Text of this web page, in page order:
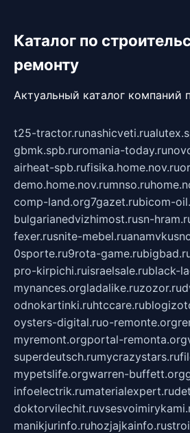
Каталог по
ремонту
Актуальный каталог компаний
t25-tractor.runashicveti.ru
gbmk.spb.ruromania-today.ru
airheat-spb.rufisika.home.nov.ru
demo.home.nov.rumnso.ru
comp-land.org7gazet.rubicom-
bulgarianedvizhimost.rusn-
fexer.rusnite-mebel.ru
0sporte.ru9rota-game.ru
pro-kirpichi.ruisraelsale.rublack-
mynances.orgladalike.ruzozor.ru
odnokartinki.ruhtccare.ru
oysters-digital.ruo-remonte.org
myremont.orgportal-remonta.org
superdeutsch.rumycrazystars.ru
mypetslife.orgwarren-buffett.org
infoelectrik.rumaterialexpert.ru
doktorvilechit.ru
manikjurinfo.ruhozjajkainfo.ru